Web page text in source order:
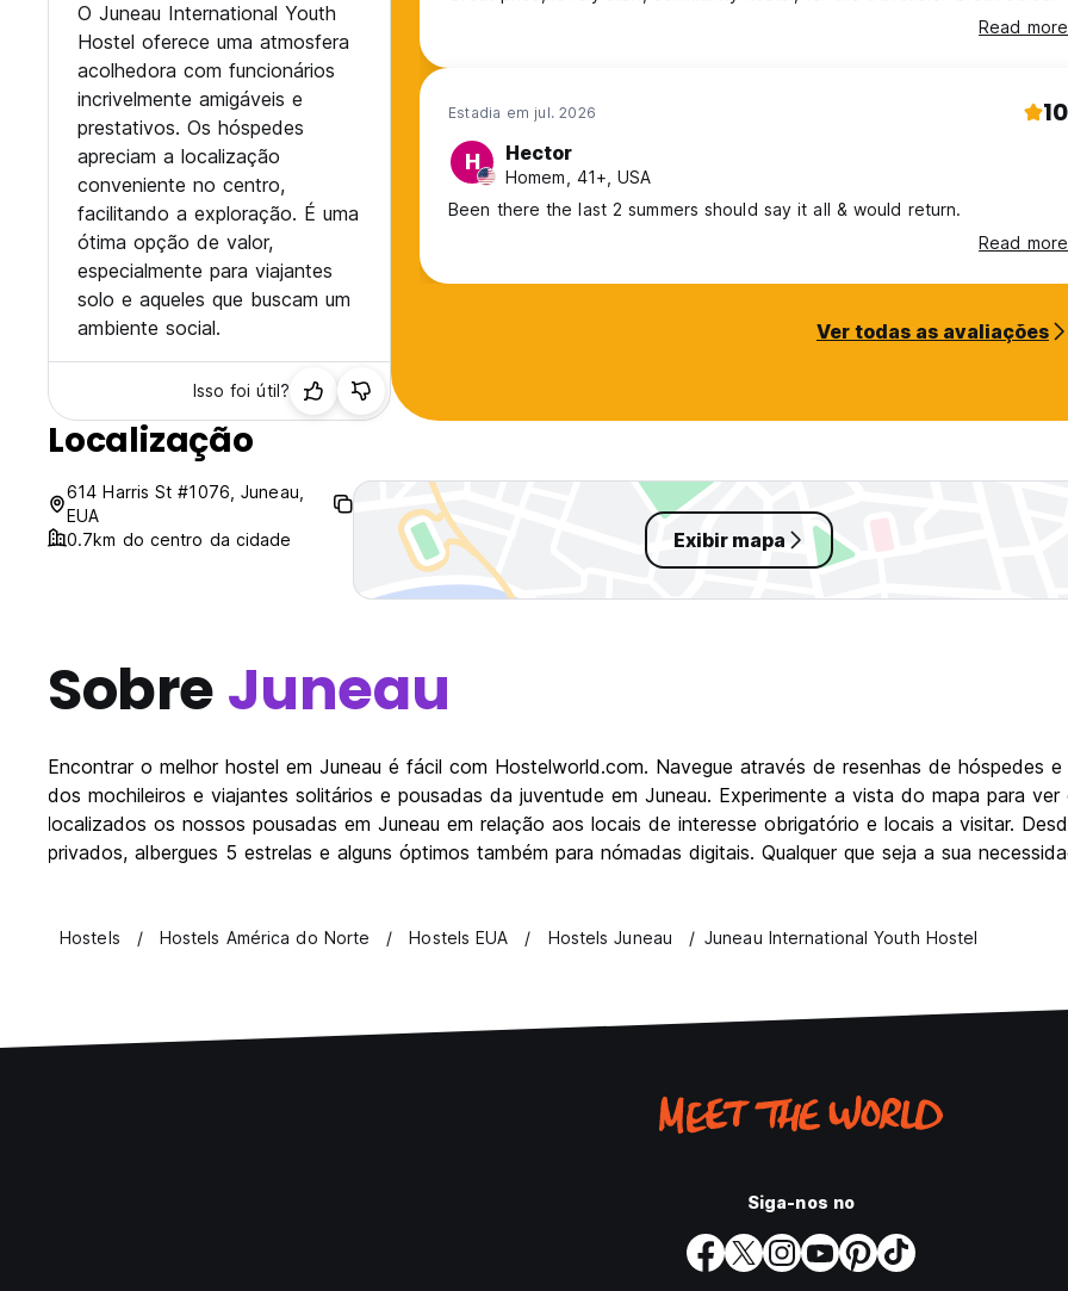
O Juneau International Youth
Hostel oferece uma atmosfera
acolhedora com funcionários
incrivelmente amigáveis e
prestativos. Os hóspedes
apreciam a localização
conveniente no centro,
facilitando a exploração. É uma
ótima opção de valor,
especialmente para viajantes
solo e aqueles que buscam um
ambiente social.
Isso foi útil?
Read more
Estadia em jul. 2026 10
H Hector
Homem, 41+, USA
Been there the last 2 summers should say it all & would return.
Read more
Ver todas as avaliações
Localização
614 Harris St #1076, Juneau,
EUA
0.7km do centro da cidade
Exibir mapa
SobreJuneau
Encontrar o melhor hostel em Juneau é fácil com Hostelworld.com. Navegue através de resenhas de hóspedes
dos mochileiros e viajantes solitários e pousadas da juventude em Juneau. Experimente a vista do mapa para
localizados os nossos pousadas em Juneau em relação aos locais de interesse obrigatório e locais a visitar.
privados, albergues 5 estrelas e alguns óptimos também para nómadas digitais. Qualquer que seja a sua
Hostels Hostels América do Norte Hostels EUA Hostels Juneau Juneau International Youth Hostel
Siga-nos no